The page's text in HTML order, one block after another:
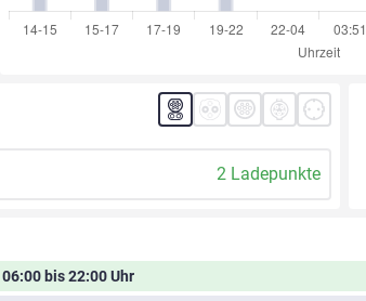
2 Ladepunkte
06:00 bis 22:00 Uhr